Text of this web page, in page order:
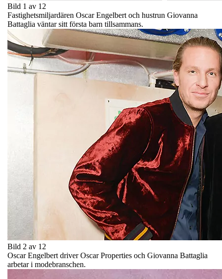
Bild 1 av 12
Fastighetsmiljardären Oscar Engelbert och hustrun Giovanna
Battaglia väntar sitt första barn tillsammans.
Bild 2 av 12
Oscar Engelbert driver Oscar Properties och Giovanna Battaglia
arbetar i modebranschen.